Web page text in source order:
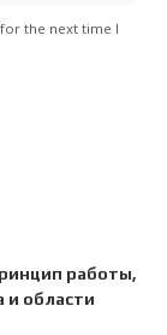
the next time I
работы,
и области